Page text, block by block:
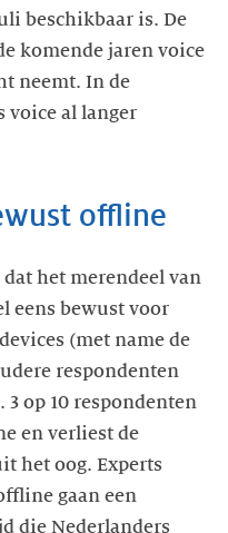
beschikbaar is. De
komende jaren voice
neemt. In de
voice al langer
offline
het merendeel van
eens bewust voor
(met name de
respondenten
op 10 respondenten
en verliest de
het oog. Experts
gaan een
die Nederlanders